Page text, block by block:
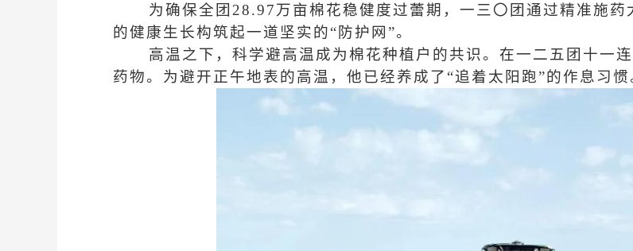
为确保全团28.97万亩棉花稳健度过蕾期，一三〇团通过精准施
的健康生长构筑起一道坚实的“防护网”。
高温之下，科学避高温成为棉花种植户的共识。在一二五团十一
药物。为避开正午地表的高温，他已经养成了“追着太阳跑”的作息习惯